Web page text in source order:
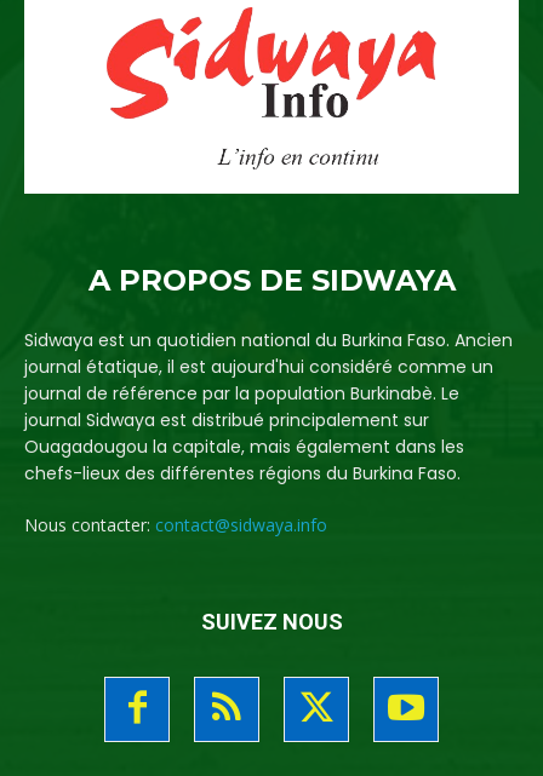
A PROPOS DE SIDWAYA
Sidwaya est un quotidien national du Burkina Faso. Ancien
journal étatique, il est aujourd'hui considéré comme un
journal de référence par la population Burkinabè. Le
journal Sidwaya est distribué principalement sur
Ouagadougou la capitale, mais également dans les
chefs-lieux des différentes régions du Burkina Faso.
Nous contacter: contact@sidwaya.info
SUIVEZ NOUS